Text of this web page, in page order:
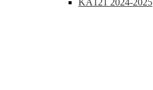
KA121 2024-2025